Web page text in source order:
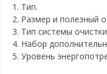
1. Тип.
2. Размер и полезный
3. Тип системы
4. Набор
5. Уровень